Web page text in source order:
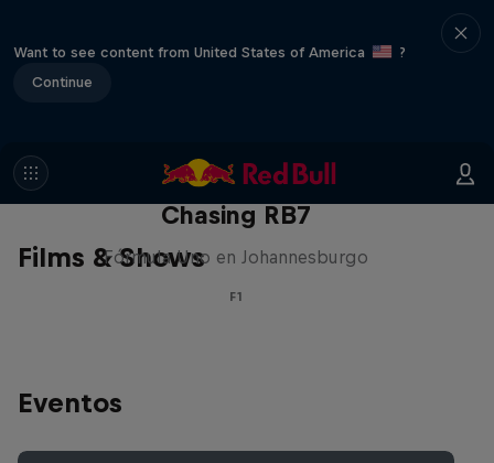
Want to see content from United States of America
?
Continue
Films & Shows
Chasing RB7
Fórmula Uno en Johannesburgo
F1
Eventos